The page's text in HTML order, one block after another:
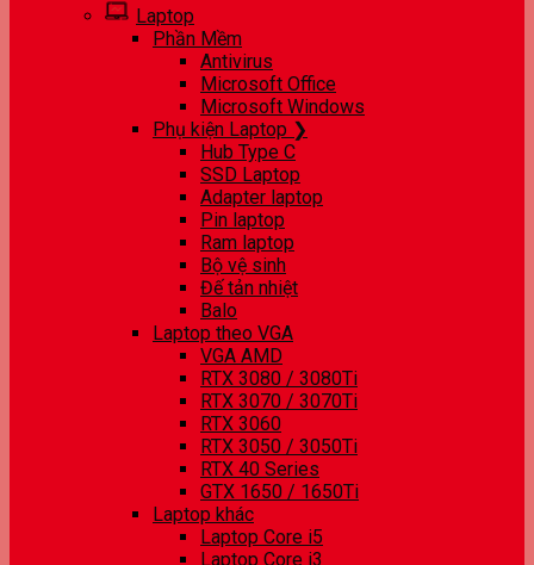
Laptop
Phần Mềm
Antivirus
Microsoft Office
Microsoft Windows
Phụ kiện Laptop ❯
Hub Type C
SSD Laptop
Adapter laptop
Pin laptop
Ram laptop
Bộ vệ sinh
Đế tản nhiệt
Balo
Laptop theo VGA
VGA AMD
RTX 3080 / 3080Ti
RTX 3070 / 3070Ti
RTX 3060
RTX 3050 / 3050Ti
RTX 40 Series
GTX 1650 / 1650Ti
Laptop khác
Laptop Core i5
Laptop Core i3